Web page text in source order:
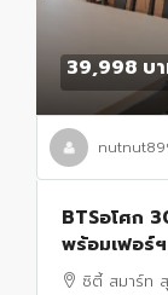
39,998 บ
BTSอโศก
พร้อมเฟอร์
เทอร์มินัล
ซิตี้ สมาร์ท